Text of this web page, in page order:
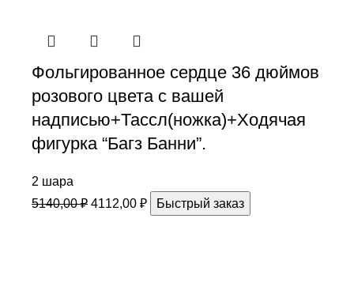
Фольгированное сердце 36 дюймов
розового цвета с вашей
надписью+Тассл(ножка)+Ходячая
фигурка “Багз Банни”.
2 шара
5140,00₽ 4112,00 ₽ Быстрый заказ